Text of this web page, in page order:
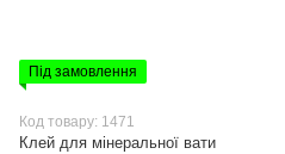
Під замовлення
Код товару: 1471
Клей для мінеральної вати